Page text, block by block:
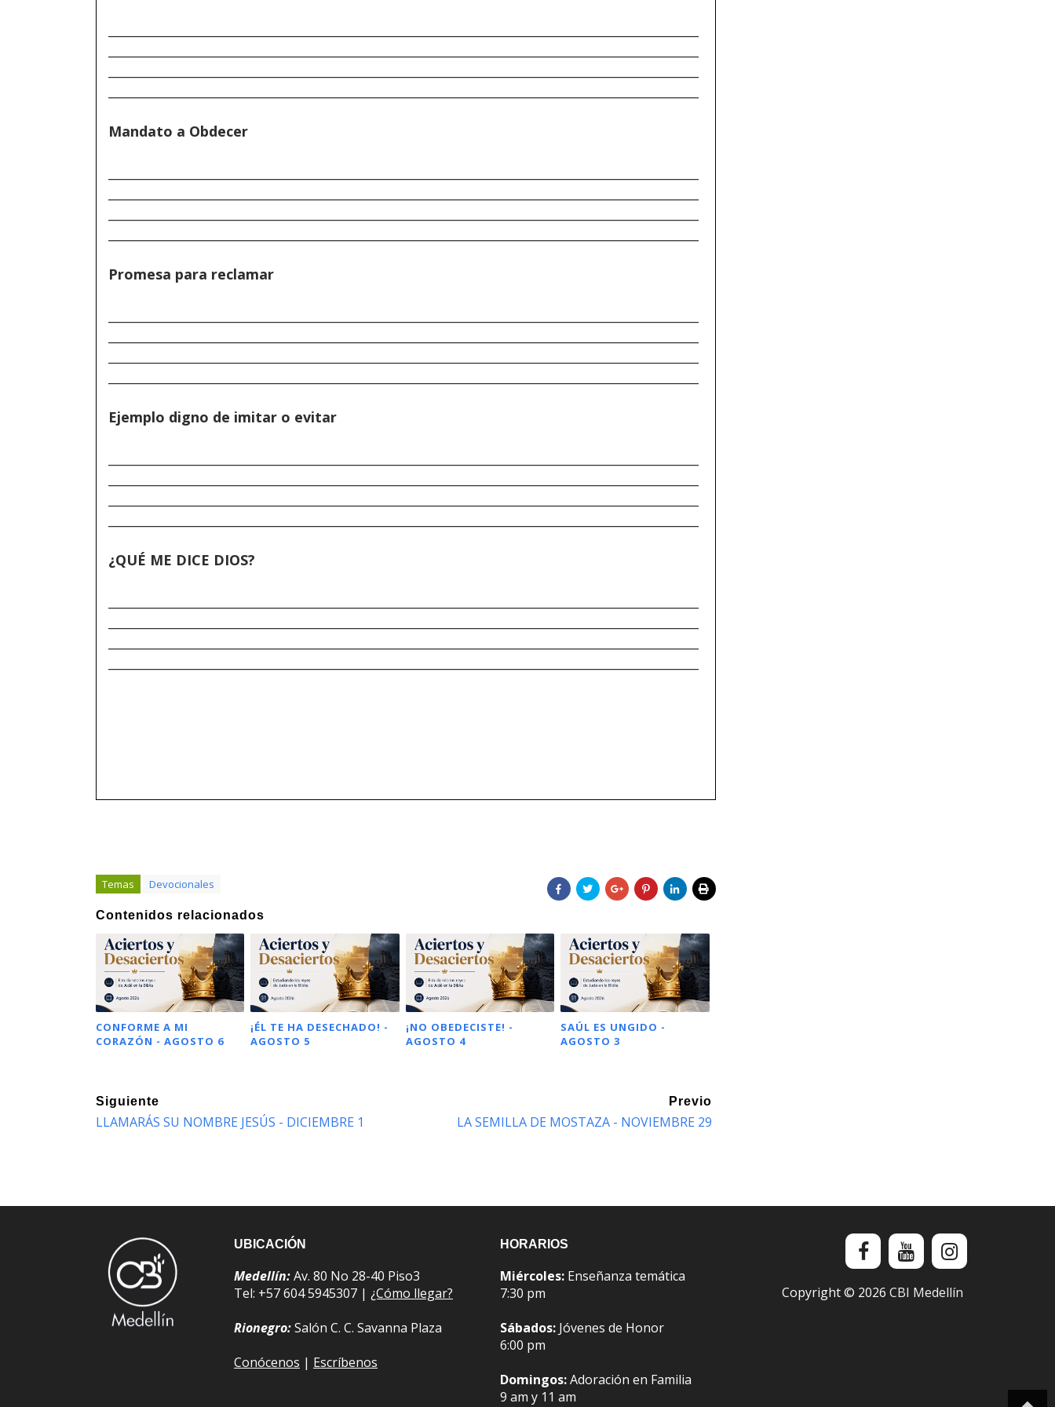
Mandato a Obdecer
Promesa para reclamar
Ejemplo digno de imitar o evitar
¿QUÉ ME DICE DIOS?
Temas Devocionales
Contenidos relacionados
CONFORME A MI
CORAZÓN - AGOSTO 6
¡ÉL TE HA DESECHADO! -
AGOSTO 5
¡NO OBEDECISTE! -
AGOSTO 4
SAÚL ES UNGIDO -
AGOSTO 3
Siguiente
LLAMARÁS SU NOMBRE JESÚS - DICIEMBRE 1
Previo
LA SEMILLA DE MOSTAZA - NOVIEMBRE 29
UBICACIÓN
Medellín:Av. 80 No 28-40 Piso3
Tel: +57 604 5945307 | ¿Cómo llegar?
Rionegro:Salón C. C. Savanna Plaza
Conócenos | Escríbenos
HORARIOS
Miércoles: Enseñanza temática
7:30 pm
Sábados: Jóvenes de Honor
6:00 pm
Domingos:Adoración en Familia
9 am y 11 am
Copyright © 2026 CBI Medellín